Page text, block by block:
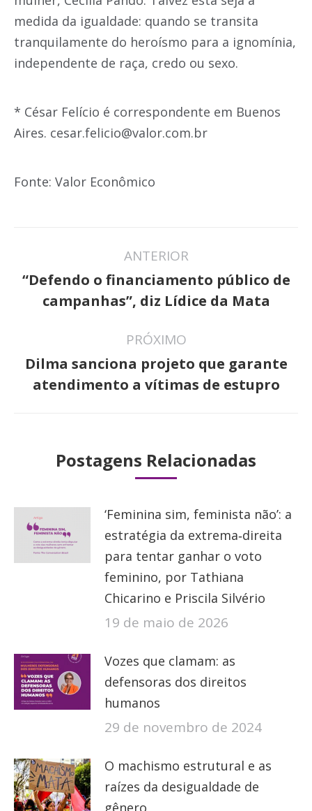
medida da igualdade: quando se transita
tranquilamente do heroísmo para a ignomínia,
independente de raça, credo ou sexo.
* César Felício é correspondente em Buenos
Aires. cesar.felicio@valor.com.br
Fonte: Valor Econômico
de
post:
ANTERIOR
Post
anterior:
“Defendo o financiamento público de
campanhas”, diz Lídice da Mata
PRÓXIMO
Próximo
post:
Dilma sanciona projeto que garante
atendimento a vítimas de estupro
Postagens Relacionadas
‘Feminina sim, feminista não’: a
estratégia da extrema‑direita
para tentar ganhar o voto
feminino, por Tathiana
Chicarino e Priscila Silvério
19 de maio de 2026
Vozes que clamam: as
defensoras dos direitos
humanos
29 de novembro de 2024
O machismo estrutural e as
raízes da desigualdade de
gênero